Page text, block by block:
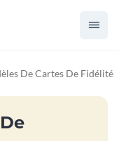
De Cartes De Fidélité